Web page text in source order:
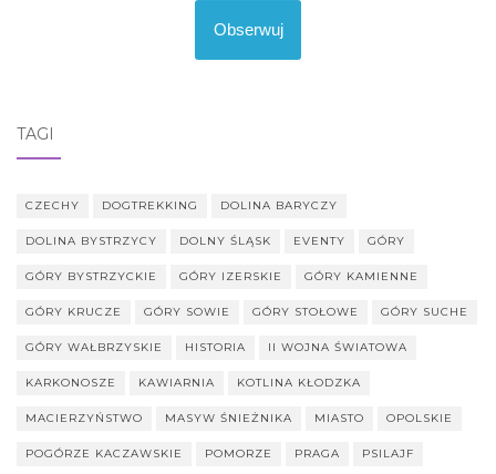
Obserwuj
TAGI
CZECHY DOGTREKKING DOLINA BARYCZY
DOLINA BYSTRZYCY DOLNY ŚLĄSK EVENTY GÓRY
GÓRY BYSTRZYCKIE GÓRY IZERSKIE GÓRY KAMIENNE
GÓRY KRUCZE GÓRY SOWIE GÓRY STOŁOWE GÓRY SUCHE
GÓRY WAŁBRZYSKIE HISTORIA II WOJNA ŚWIATOWA
KARKONOSZE KAWIARNIA KOTLINA KŁODZKA
MACIERZYŃSTWO MASYW ŚNIEŻNIKA MIASTO OPOLSKIE
POGÓRZE KACZAWSKIE POMORZE PRAGA PSILAJF